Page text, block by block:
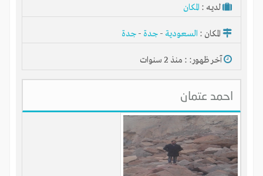
لديـه : المكان
المكان : السعودية - جدة - جدة
آخر ظهور: : منذ 2 سنوات
احمد عتمان